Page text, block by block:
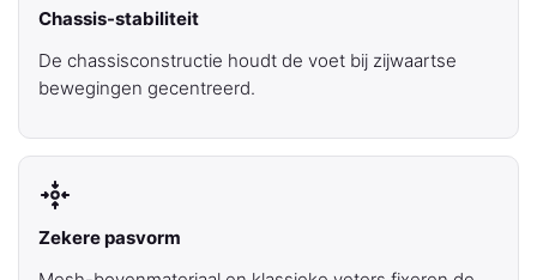
Chassis-stabiliteit
De chassisconstructie houdt de voet bij zijwaartse
bewegingen gecentreerd.
Zekere pasvorm